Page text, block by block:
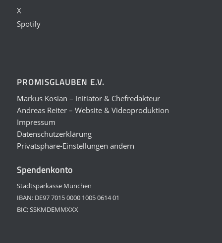
X
Spotify
PROMISGLAUBEN E.V.
Markus Kosian – Initiator & Chefredakteur
Andreas Reiter – Website & Videoproduktion
Impressum
Datenschutzerklärung
Privatsphäre-Einstellungen ändern
Spendenkonto
Stadtsparkasse München
IBAN: DE97 7015 0000 1005 0614 01
BIC: SSKMDEMMXXX